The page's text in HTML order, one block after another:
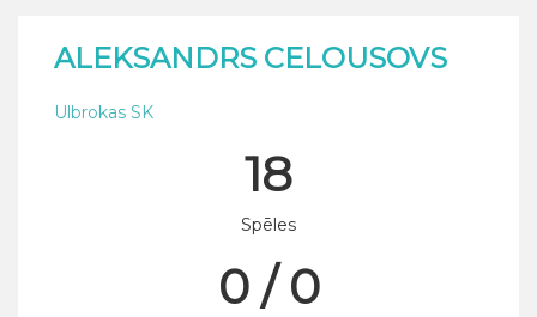
ALEKSANDRS CELOUSOVS
Ulbrokas SK
18
Spēles
0 / 0